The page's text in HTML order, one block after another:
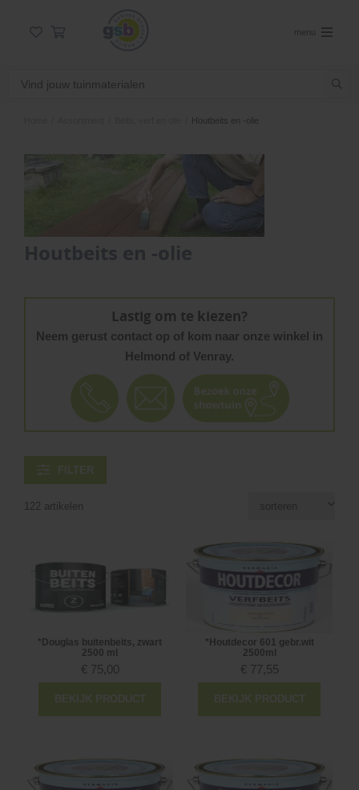
menu
Houtbeits en -olie
Lastig om te kiezen?
Neem gerust contact op of kom naar onze winkel in
Helmond of Venray.
FILTER
122 artikelen
*Douglas buitenbeits, zwart
2500 ml
€ 75,00
BEKIJK PRODUCT
*Houtdecor 601 gebr.wit
2500ml
€ 77,55
BEKIJK PRODUCT